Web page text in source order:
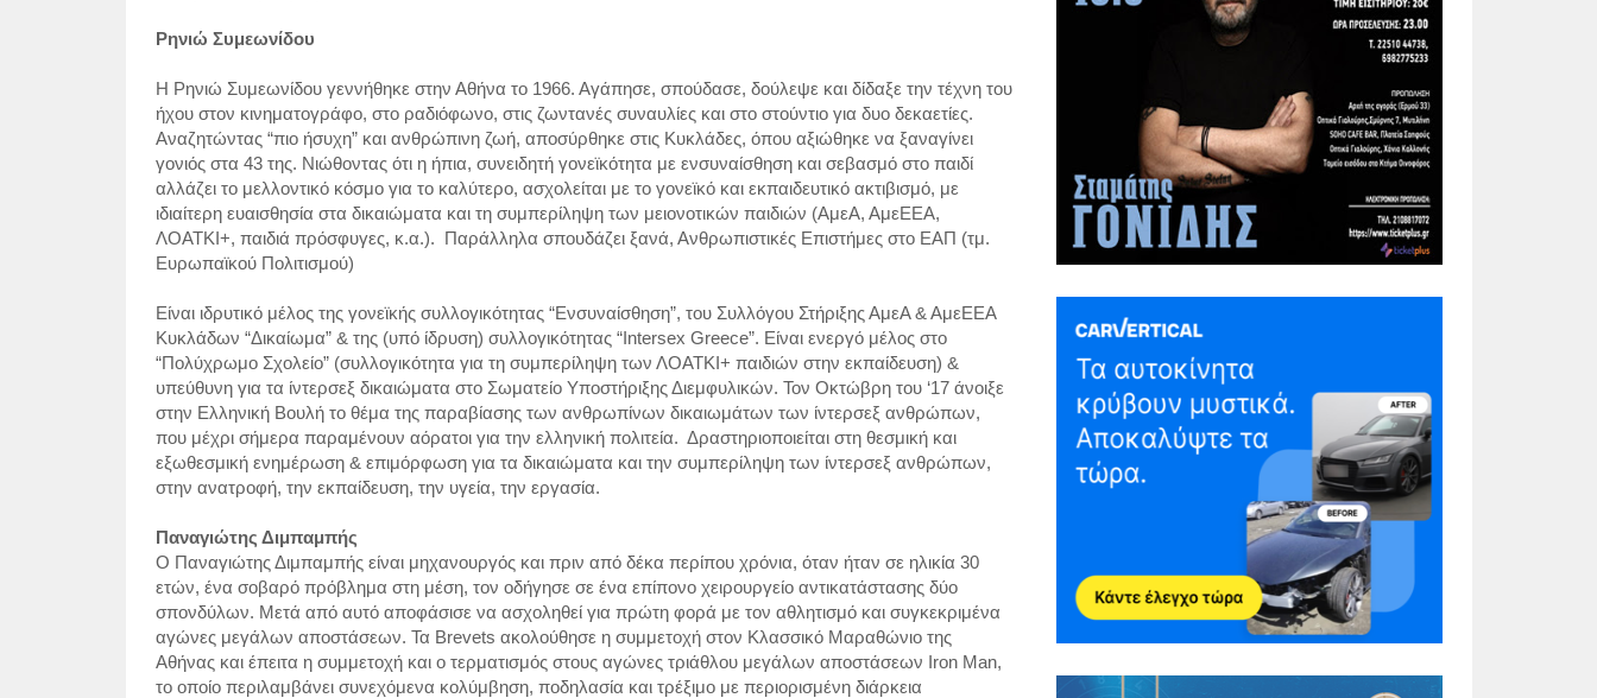
Ρηνιώ Συμεωνίδου
Η Ρηνιώ Συμεωνίδου γεννήθηκε στην Αθήνα το 1966. Αγάπησε, σπούδασε, δούλεψε και δίδαξε την τέχνη του
ήχου στον κινηματογράφο, στο ραδιόφωνο, στις ζωντανές συναυλίες και στο στούντιο για δυο δεκαετίες.
Αναζητώντας “πιο ήσυχη” και ανθρώπινη ζωή, αποσύρθηκε στις Κυκλάδες, όπου αξιώθηκε να ξαναγίνει
γονιός στα 43 της. Νιώθοντας ότι η ήπια, συνειδητή γονεϊκότητα με ενσυναίσθηση και σεβασμό στο παιδί
αλλάζει το μελλοντικό κόσμο για το καλύτερο, ασχολείται με το γονεϊκό και εκπαιδευτικό ακτιβισμό, με
ιδιαίτερη ευαισθησία στα δικαιώματα και τη συμπερίληψη των μειονοτικών παιδιών (ΑμεΑ, ΑμεΕΕΑ,
ΛΟΑΤΚΙ+, παιδιά πρόσφυγες, κ.α.).
Παράλληλα σπουδάζει ξανά, Ανθρωπιστικές Επιστήμες στο ΕΑΠ (τμ.
Ευρωπαϊκού Πολιτισμού)
Είναι ιδρυτικό μέλος της γονεϊκής συλλογικότητας “Ενσυναίσθηση”, του Συλλόγου Στήριξης ΑμεΑ & ΑμεΕΕΑ
Κυκλάδων “Δικαίωμα” & της (υπό ίδρυση) συλλογικότητας “Intersex Greece”. Είναι ενεργό μέλος στο
“Πολύχρωμο Σχολείο” (συλλογικότητα για τη συμπερίληψη των ΛΟΑΤΚΙ+ παιδιών στην εκπαίδευση) &
υπεύθυνη για τα ίντερσεξ δικαιώματα στο Σωματείο Υποστήριξης Διεμφυλικών. Τον Οκτώβρη του ‘17 άνοιξε
στην Ελληνική Βουλή το θέμα της παραβίασης των ανθρωπίνων δικαιωμάτων των ίντερσεξ ανθρώπων,
που μέχρι σήμερα παραμένουν αόρατοι για την ελληνική πολιτεία. Δραστηριοποιείται στη θεσμική και
εξωθεσμική ενημέρωση & επιμόρφωσηγια τα δικαιώματα και την συμπερίληψη των ίντερσεξ ανθρώπων,
στην ανατροφή, την εκπαίδευση, την υγεία, την εργασία.
Παναγιώτης Διμπαμπής
Ο Παναγιώτης Διμπαμπής είναι μηχανουργός και πριν από δέκα περίπου χρόνια, όταν ήταν σε ηλικία 30
ετών, ένα σοβαρό πρόβλημα στη μέση, τον οδήγησε σε ένα επίπονο χειρουργείο αντικατάστασης δύο
σπονδύλων. Μετά από αυτό αποφάσισε να ασχοληθεί για πρώτη φορά με τον αθλητισμό και συγκεκριμένα
αγώνες μεγάλων αποστάσεων. Τα Brevets ακολούθησε η συμμετοχή στον Κλασσικό Μαραθώνιο της
Αθήνας και έπειτα η συμμετοχή και ο τερματισμός στους αγώνες τριάθλου μεγάλων αποστάσεων Iron Man,
το οποίο περιλαμβάνει συνεχόμενα κολύμβηση, ποδηλασία και τρέξιμο με περιορισμένη διάρκεια